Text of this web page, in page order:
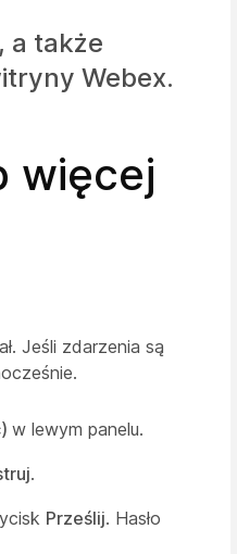
a także
Webex.
więcej
Jeśli zdarzenia są
w lewym panelu.
.
Prześlij. Hasło